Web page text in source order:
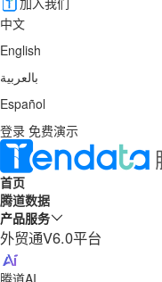
中文
English
بالعربية
Español
登录 免费演示
首页
腾道数据
产品服务
外贸通V6.0平台
腾道AI